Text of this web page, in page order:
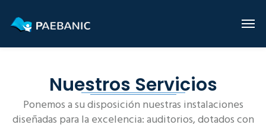
Nuestros Servicios
Ponemos a su disposición nuestras instalaciones
diseñadas para la excelencia: auditorios, dotados con